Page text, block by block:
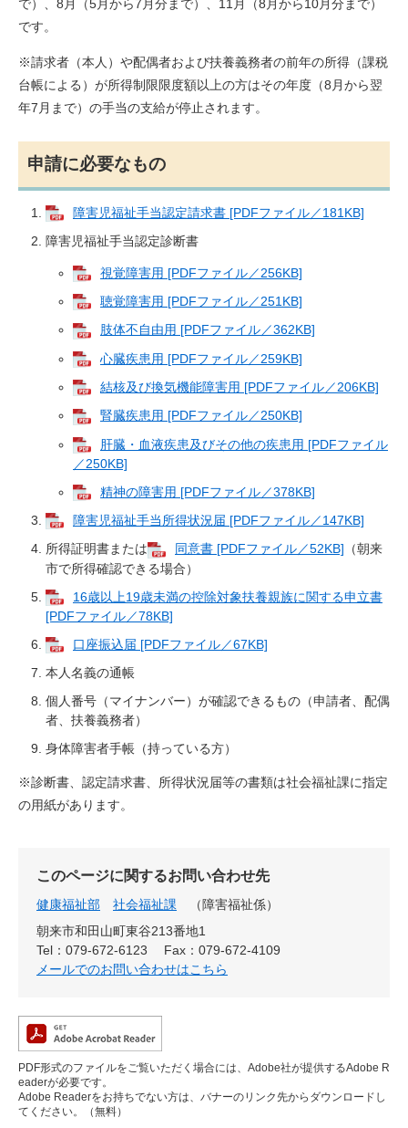
で）、8月（5月から7月分まで）、11月（8月から10月分まで）
です。
※請求者（本人）や配偶者および扶養義務者の前年の所得（課税
台帳による）が所得制限限度額以上の方はその年度（8月から翌
年7月まで）の手当の支給が停止されます。
申請に必要なもの
障害児福祉手当認定請求書 [PDFファイル／181KB]
障害児福祉手当認定診断書
視覚障害用 [PDFファイル／256KB]
聴覚障害用 [PDFファイル／251KB]
肢体不自由用 [PDFファイル／362KB]
心臓疾患用 [PDFファイル／259KB]
結核及び換気機能障害用 [PDFファイル／206KB]
腎臓疾患用 [PDFファイル／250KB]
肝臓・血液疾患及びその他の疾患用 [PDFファイル
／250KB]
精神の障害用 [PDFファイル／378KB]
障害児福祉手当所得状況届 [PDFファイル／147KB]
所得証明書または
同意書 [PDFファイル／52KB] （朝来
市で所得確認できる場合）
16歳以上19歳未満の控除対象扶養親族に関する申立書
[PDFファイル／78KB]
口座振込届 [PDFファイル／67KB]
本人名義の通帳
個人番号（マイナンバー）が確認できるもの（申請者、配偶
者、扶養義務者）
身体障害者手帳（持っている方）
※診断書、認定請求書、所得状況届等の書類は社会福祉課に指定
の用紙があります。
このページに関するお問い合わせ先
健康福祉部 社会福祉課
障害福祉係
朝来市和田山町東谷213番地1
Tel：079-672-6123
Fax：079-672-4109
メールでのお問い合わせはこちら
PDF形式のファイルをご覧いただく場合には、Adobe社が提供するAdobe R
eaderが必要です。
Adobe Readerをお持ちでない方は、バナーのリンク先からダウンロードし
てください。（無料）